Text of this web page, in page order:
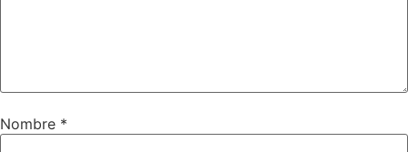
Nombre *